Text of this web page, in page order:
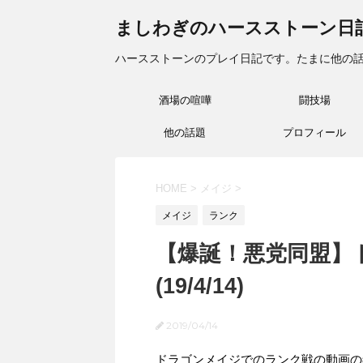
ましわぎのハースストーン日
ハースストーンのプレイ日記です。たまに他の
酒場の喧嘩 闘技場
他の話題 プロフィール
HOME > メイジ >
メイジ ランク
【爆誕！悪党同盟
(19/4/14)
2019/04/14
ドラゴンメイジでのランク戦の動画